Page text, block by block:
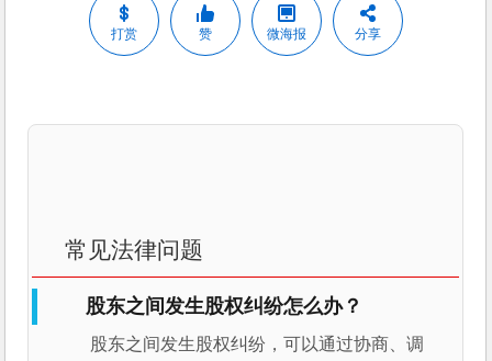
打赏 赞 微海报 分享
常见法律问题
股东之间发生股权纠纷怎么办？
股东之间发生股权纠纷，可以通过协商、调